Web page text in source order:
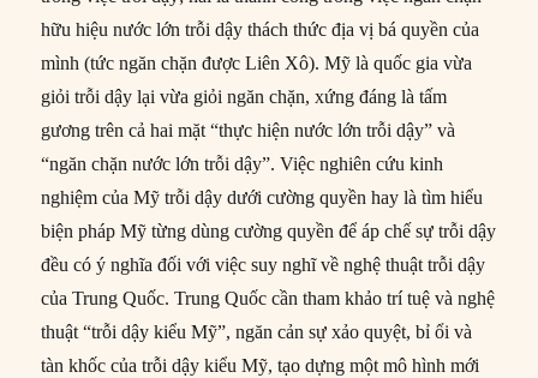
hữu hiệu nước lớn trỗi dậy thách thức địa vị bá quyền của
mình (tức ngăn chặn được Liên Xô). Mỹ là quốc gia vừa
giỏi trỗi dậy lại vừa giỏi ngăn chặn, xứng đáng là tấm
gương trên cả hai mặt “thực hiện nước lớn trỗi dậy” và
“ngăn chặn nước lớn trỗi dậy”. Việc nghiên cứu kinh
nghiệm của Mỹ trỗi dậy dưới cường quyền hay là tìm hiểu
biện pháp Mỹ từng dùng cường quyền để áp chế sự trỗi dậy
đều có ý nghĩa đối với việc suy nghĩ về nghệ thuật trỗi dậy
của Trung Quốc. Trung Quốc cần tham khảo trí tuệ và nghệ
thuật “trỗi dậy kiểu Mỹ”, ngăn cản sự xảo quyệt, bỉ ổi và
tàn khốc của trỗi dậy kiểu Mỹ, tạo dựng một mô hình mới